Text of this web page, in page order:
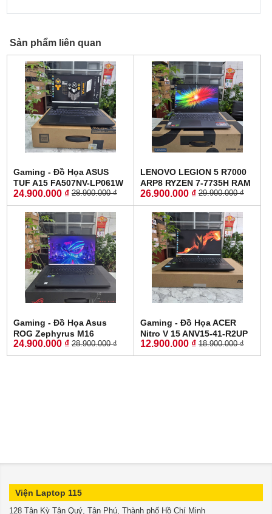
Sản phẩm liên quan
Gaming - Đồ Họa ASUS
TUF A15 FA507NV-LP061W
RYZEN 7-7735HS RTX 4060
8GB GDDR6 RAM 16GB
SSD 512GB MÀN HÌNH
:15.6Inch IPS 144Hz
24.900.000 ₫ 28.900.000 ₫
LENOVO LEGION 5 R7000
ARP8 RYZEN 7-7735H RAM
16GG SSD 512GB RTX™
4060 8GB GDDR6 MÀN
HÌNH : 15.6'' 15.6" WQHD
165Hz
26.900.000 ₫ 29.900.000 ₫
Gaming - Đồ Họa Asus
ROG Zephyrus M16
GU603ZW CORE I9-12900H
RAM 16GB SSD 512GB RTX
24.900.000 ₫ 28.900.000 ₫
Gaming - Đồ Họa ACER
Nitro V 15 ANV15-41-R2UP
Máy LikeNew-Bảo Hành
Hãng RYZEN 5-6600H RAM
12.900.000 ₫ 18.900.000 ₫
Viện Laptop 115
128 Tân Kỳ Tân Quý, Tân Phú, Thành phố Hồ Chí Minh